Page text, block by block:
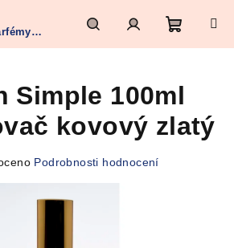
HledatPřihlášeníNákupní
košík
Simple 100ml
kovový zlatý
Podrobnosti hodnocení